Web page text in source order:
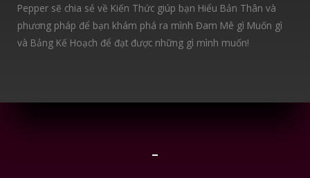
Pepper sẽ chia sẻ về Kiến Thức giúp bạn Hiểu Bản Thân và
phương pháp để bạn khám phá ra mình Đam Mê gì Muốn gì
và Bảng Kế Hoạch để đạt được những gì mình muốn!